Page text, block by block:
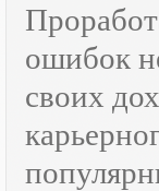
ошибок
своих